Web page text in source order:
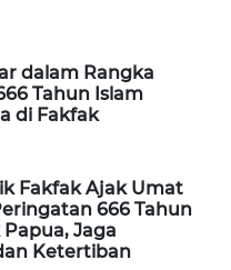
dalam Rangka
Tahun Islam
di Fakfak
Fakfak Ajak Umat
666 Tahun
Jaga
Ketertiban